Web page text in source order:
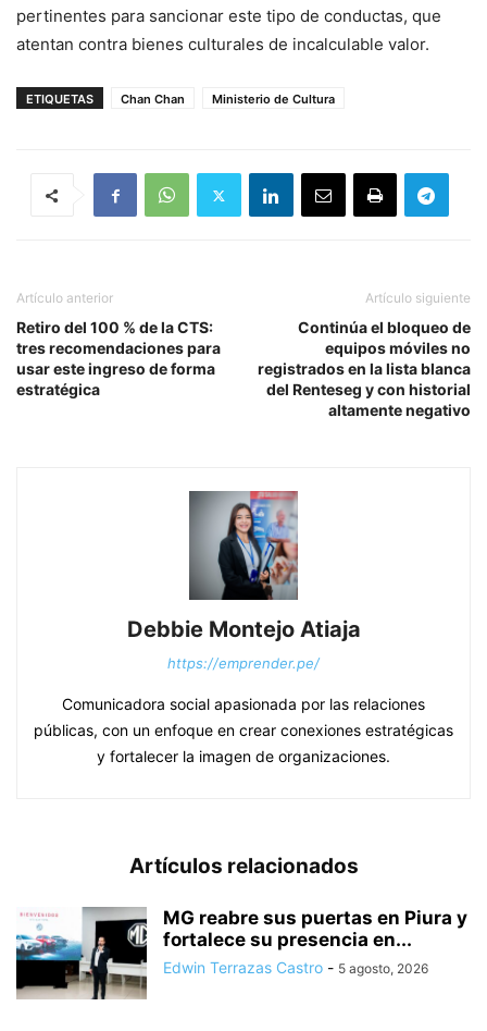
pertinentes para sancionar este tipo de conductas, que
atentan contra bienes culturales de incalculable valor.
ETIQUETAS Chan Chan Ministerio de Cultura
Artículo anterior
Retiro del 100 % de la CTS:
tres recomendaciones para
usar este ingreso de forma
estratégica
Artículo siguiente
Continúa el bloqueo de
equipos móviles no
registrados en la lista blanca
del Renteseg y con historial
altamente negativo
Debbie Montejo Atiaja
https://emprender.pe/
Comunicadora social apasionada por las relaciones
públicas, con un enfoque en crear conexiones estratégicas
y fortalecer la imagen de organizaciones.
Artículos relacionados
MG reabre sus puertas en Piura y
fortalece su presencia en...
Edwin Terrazas Castro - 5 agosto, 2026